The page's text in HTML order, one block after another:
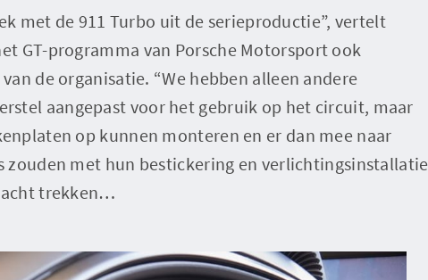
met de 911 Turbo uit de serieproductie”, vertelt
GT-programma van Porsche Motorsport ook
de organisatie. “We hebben alleen andere
aangepast voor het gebruik op het circuit, maar
op kunnen monteren en er dan mee naar
zouden met hun bestickering en verlichtingsinstallatie
trekken…